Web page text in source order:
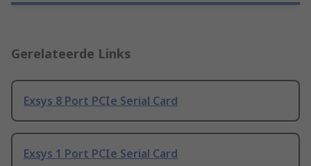
Gerelateerde Links
Exsys 8 Port PCIe Serial Card
Exsys 1 Port PCIe Serial Card